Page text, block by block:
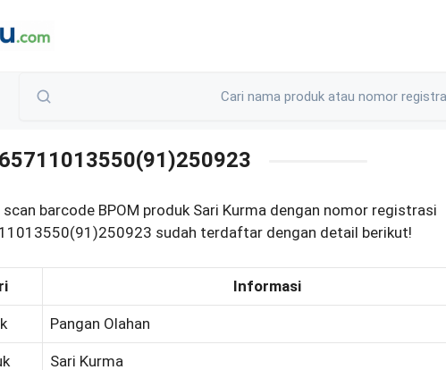
scan barcode BPOM produk Sari Kurma dengan nomor registrasi
sudah terdaftar dengan detail berikut!
Informasi
Pangan Olahan
Sari Kurma